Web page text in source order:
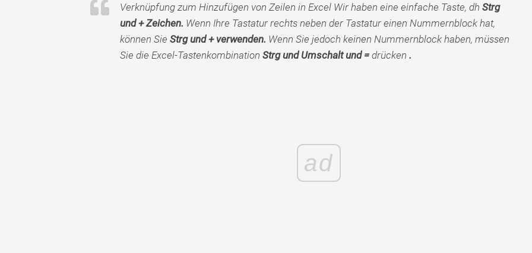
Verknüpfung zum Hinzufügen von Zeilen in Excel Wir haben eine einfache Taste, dh Strg
und + Zeichen. Wenn Ihre Tastatur rechts neben der Tastatur einen Nummernblock hat,
können Sie Strg und + verwenden. Wenn Sie jedoch keinen Nummernblock haben, müssen
Sie die Excel-Tastenkombination Strg und Umschalt und =drücken .
ad